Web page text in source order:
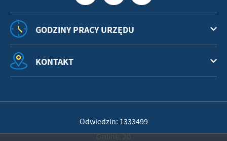
GODZINY PRACY URZĘDU
KONTAKT
Odwiedzin: 1333499
Online: 20